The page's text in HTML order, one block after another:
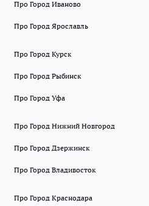
Про Город Иваново
Про Город Ярославль
Про Город Курск
Про Город Рыбинск
Про Город Уфа
Про Город Нижний Новгород
Про Город Дзержинск
Про Город Владивосток
Про Город Краснодара